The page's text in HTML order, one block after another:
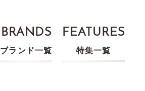
BRANDS
ブランド一覧
FEATURES
特集一覧